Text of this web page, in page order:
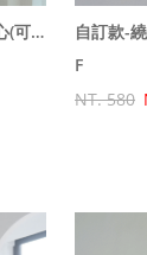
自訂款-軟料彈性綁帶平口背心(可拆)(原價490特價435)
F
NT. 580